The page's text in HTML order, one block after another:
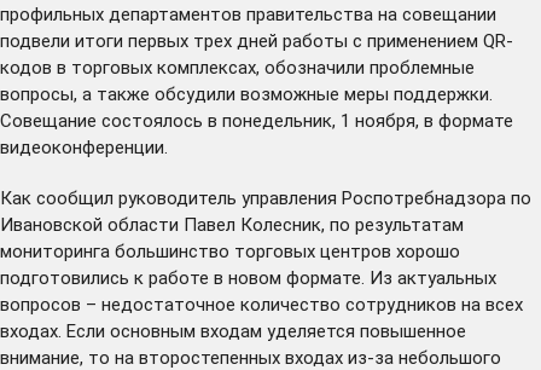
профильных департаментов правительства на совещании
подвели итоги первых трех дней работы с применением QR-
кодов в торговых комплексах, обозначили проблемные
вопросы, а также обсудили возможные меры поддержки.
Совещание состоялось в понедельник, 1 ноября, в формате
видеоконференции.
Как сообщил руководитель управления Роспотребнадзора по
Ивановской области Павел Колесник, по результатам
мониторинга большинство торговых центров хорошо
подготовились к работе в новом формате. Из актуальных
вопросов – недостаточное количество сотрудников на всех
входах. Если основным входам уделяется повышенное
внимание, то на второстепенных входах из-за небольшого